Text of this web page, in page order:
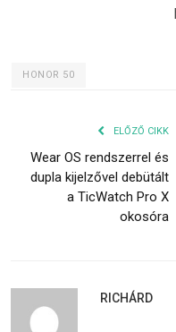
HONOR 50
ELŐZŐ CIKK
Wear OS rendszerrel és
dupla kijelzővel debütált
a TicWatch Pro X
okosóra
RICHÁRD